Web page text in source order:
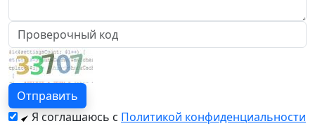
Я соглашаюсь с Политикой конфиденциальности